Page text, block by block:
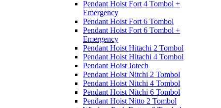
Pendant Hoist Fort 4 Tombol +
Emergency
Pendant Hoist Fort 6 Tombol
Pendant Hoist Fort 6 Tombol +
Emergency
Pendant Hoist Hitachi 2 Tombol
Pendant Hoist Hitachi 4 Tombol
Pendant Hoist Jotech
Pendant Hoist Nitchi 2 Tombol
Pendant Hoist Nitchi 4 Tombol
Pendant Hoist Nitchi 6 Tombol
Pendant Hoist Nitto 2 Tombol